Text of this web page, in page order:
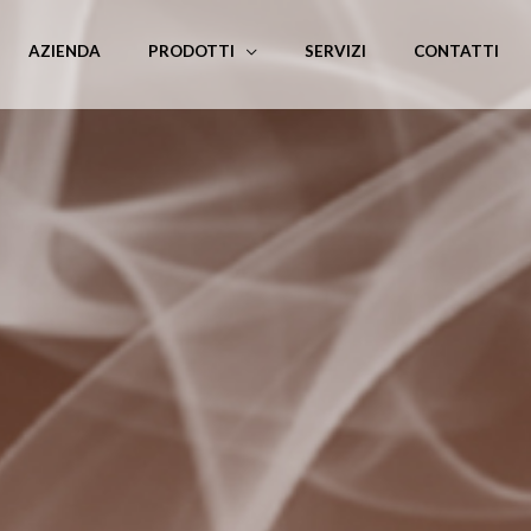
AZIENDA PRODOTTI SERVIZI CONTATTI